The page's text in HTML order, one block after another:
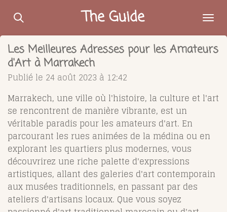
Passer
contenu
principal
The Guide
Les Meilleures Adresses pour les Amateurs
d'Art à Marrakech
Publié le 24 août 2023 à 12:42
Marrakech, une ville où l'histoire, la culture et l'art
se rencontrent de manière vibrante, est un
véritable paradis pour les amateurs d'art. En
parcourant les rues animées de la médina ou en
explorant les quartiers plus modernes, vous
découvrirez une riche palette d'expressions
artistiques, allant des galeries d'art contemporain
aux musées traditionnels, en passant par des
ateliers d'artisans locaux. Que vous soyez